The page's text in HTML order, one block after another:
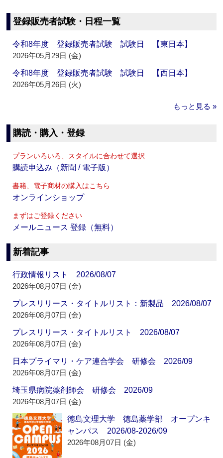
登録販売者試験・日程一覧
令和8年度 登録販売者試験 試験日 【東日本】
2026年05月29日 (金)
令和8年度 登録販売者試験 試験日 【西日本】
2026年05月26日 (火)
もっと見る »
購読・購入・登録
プランいろいろ、スタイルに合わせて選択
購読申込み（新聞 / 電子版）
書籍、電子商材の購入はこちら
オンラインショップ
まずはご登録ください
メールニュース 登録（無料）
新着記事
行政情報リスト 2026/08/07
2026年08月07日 (金)
プレスリリース・タイトルリスト：新製品 2026/08/07
2026年08月07日 (金)
プレスリリース・タイトルリスト 2026/08/07
2026年08月07日 (金)
日本プライマリ・ケア連合学会 研修会 2026/09
2026年08月07日 (金)
埼玉県病院薬剤師会 研修会 2026/09
2026年08月07日 (金)
徳島文理大学 徳島薬学部 オープンキ
ャンパス 2026/08-2026/09
2026年08月07日 (金)